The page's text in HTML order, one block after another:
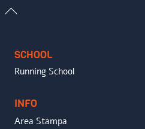
Back
SCHOOL
Running School
INFO
Area Stampa